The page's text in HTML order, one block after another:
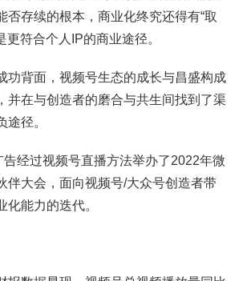
否存续的根本，商业化终究还得有“取
更符合个人IP的商业途径。
功背面，视频号生态的成长与昌盛构成
并在与创造者的磨合与共生间找到了渠
途径。
经过视频号直播方法举办了2022年微
伴大会，面向视频号/大众号创造者带
化能力的迭代。